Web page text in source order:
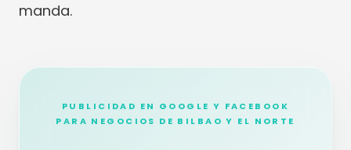
manda.
PUBLICIDAD EN GOOGLE Y FACEBOOK
PARA NEGOCIOS DE BILBAO Y EL NORTE